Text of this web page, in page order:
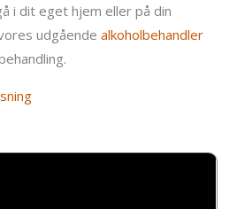
i dit eget hjem eller på din
udgåendealkoholbehandler